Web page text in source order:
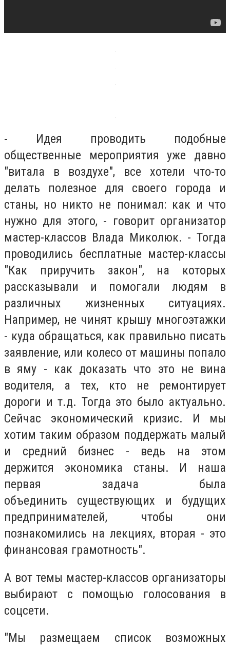
- Идея проводить подобные
общественные мероприятия уже давно
"витала в воздухе", все хотели что-то
делать полезное для своего города и
станы, но никто не понимал: как и что
нужно для этого, - говорит организатор
мастер-классов Влада Миколюк. - Тогда
проводились бесплатные мастер-классы
"Как приручить закон", на которых
рассказывали и помогали людям в
различных жизненных ситуациях.
Например, не чинят крышу многоэтажки
- куда обращаться, как правильно писать
заявление, или колесо от машины попало
в яму - как доказать что это не вина
водителя, а тех, кто не ремонтирует
дороги и т.д. Тогда это было актуально.
Сейчас экономический кризис. И мы
хотим таким образом поддержать малый
и средний бизнес - ведь на этом
держится экономика станы. И наша
первая задача была
объединить существующих и будущих
предпринимателей, чтобы они
познакомились на лекциях, вторая - это
финансовая грамотность".
А вот темы мастер-классов организаторы
выбирают с помощью голосования в
соцсети.
"Мы размещаем список возможных